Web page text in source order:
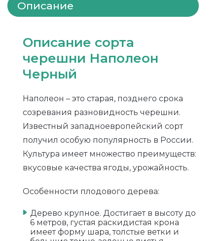
Описание
Описание сорта
черешни Наполеон
Черный
Наполеон – это старая, позднего срока
созревания разновидность черешни.
Известный западноевропейский сорт
получил особую популярность в России.
Культура имеет множество преимуществ:
вкусовые качества ягоды, урожайность.
Особенности плодового дерева:
Дерево крупное. Достигает в высоту до
6 метров, густая раскидистая крона
имеет форму шара, толстые ветки и